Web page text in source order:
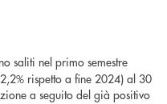
saliti nel primo semestre
rispetto a fine 2024) al 30
a seguito del già positivo